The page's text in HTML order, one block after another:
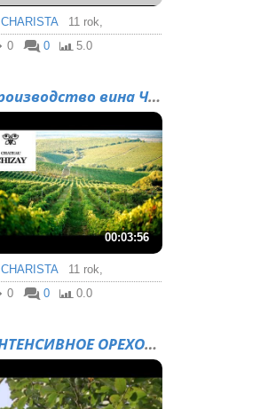
CHARISTA
11 rok,
0
0 5.0
Производство вина ЧИЗАЙ...
00:03:56
CHARISTA
11 rok,
0
0 0.0
ИНТЕНСИВНОЕ ОРЕХОВОДСТВ...